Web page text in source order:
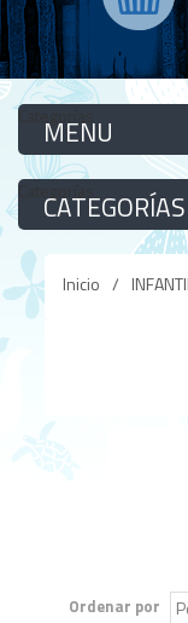
Categorías
Categorías
Inicio /
Ordenar por